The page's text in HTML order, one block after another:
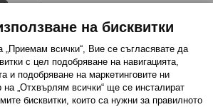
PinterestInstagram
на бисквитки
„Приемам всички“, Вие се съгласявате да
с цел подобряване на навигацията,
и подобряване на маркетинговите ни
на „Отхвърлям всички“ ще се инсталират
бисквитки, които са нужни за правилното